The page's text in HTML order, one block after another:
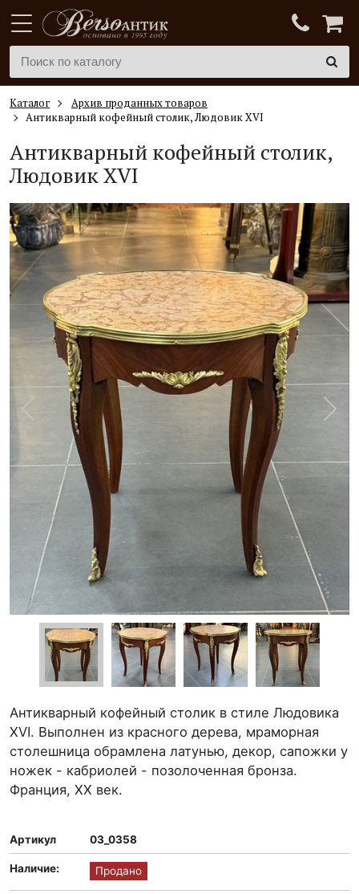
Каталог
Архив проданных товаров
Антикварный кофейный столик, Людовик XVI
Антикварный кофейный столик,
Людовик XVI
Антикварный кофейный столик в стиле Людовика
XVI. Выполнен из красного дерева, мраморная
столешница обрамлена латунью, декор, сапожки у
ножек - кабриолей - позолоченная бронза.
Франция, XX век.
Артикул 03_0358
Наличие: Продано